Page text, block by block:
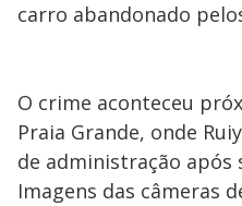
carro abandonado
O crime aconteceu
Praia Grande, onde
de administração após
Imagens das câmeras